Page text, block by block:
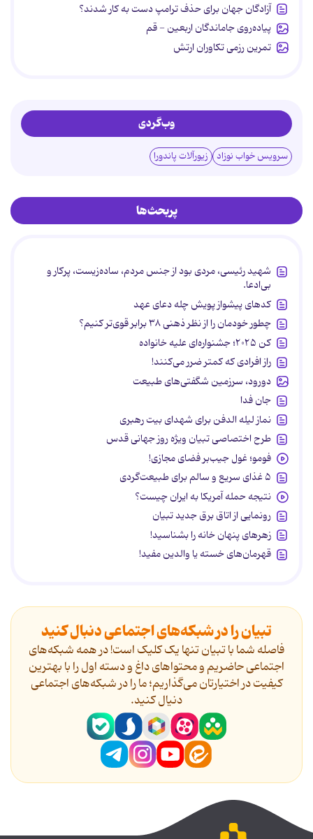
آزادگان جهان برای حذف ترامپ دست به کار شدند؟
پیاده‌روی جاماندگان اربعین - قم
تمرین رزمی تکاوران ارتش
وب‌گردی
سرویس خواب نوزاد زیورآلات پاندورا
پربحث‌ها
شهید رئیسی، مردی بود از جنس مردم، ساده‌زیست، پرکار و
بی‌ادعا.
کدهای پیشواز پویش چله دعای عهد
چطور خودمان را از نظر ذهنی ۳۸ برابر قوی‌تر کنیم؟
کن ۲۰۲۵؛ جشنواره‌ای علیه خانواده
راز افرادی که کمتر ضرر می‌کنند!
دورود، سرزمین شگفتی‌های طبیعت
جان فدا
نماز لیله الدفن برای شهدای بیت رهبری
طرح اختصاصی تبیان ویژه روز جهانی قدس
فومو؛ غول جیب‌بر فضای مجازی!
۵ غذای سریع و سالم برای طبیعت‌گردی
نتیجه حمله آمریکا به ایران چیست؟
رونمایی از اتاق برق جدید تبیان
زهرهای پنهان خانه را بشناسید!
قهرمان‌های خسته یا والدین مفید!
تبیان را در شبکه‌های اجتماعی دنبال کنید
فاصله شما با تبیان تنها یک کلیک است! در همه شبکه‌های
اجتماعی حاضریم و محتواهای داغ و دسته اول را با بهترین
کیفیت در اختیارتان می‌گذاریم؛ ما را در شبکه‌های اجتماعی
دنیال کنید.